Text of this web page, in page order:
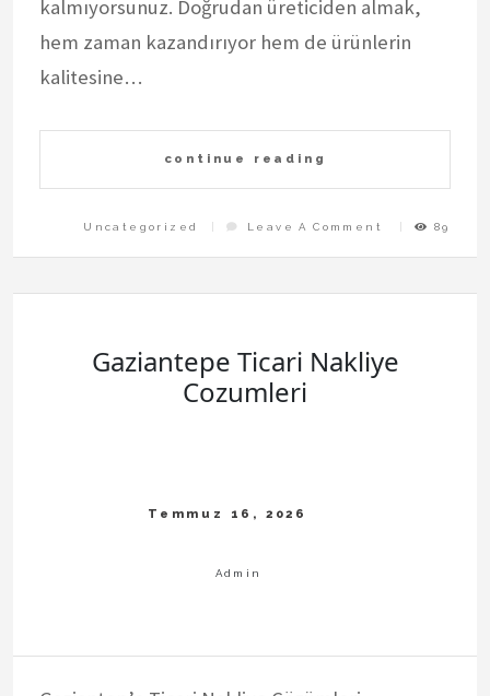
kalmıyorsunuz. Doğrudan üreticiden almak,
hem zaman kazandırıyor hem de ürünlerin
kalitesine…
continue reading
Uncategorized Leave A Comment
On
Anzer
Kooperatifi
Alisveris
89
Gaziantepe Ticari Nakliye
Cozumleri